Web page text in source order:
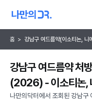
홈 > 강남구 여드름약(이소티논, 니
강남구 여드름약 처
(2026) - 이소티논,
나만의닥터에서 조회된 강남구